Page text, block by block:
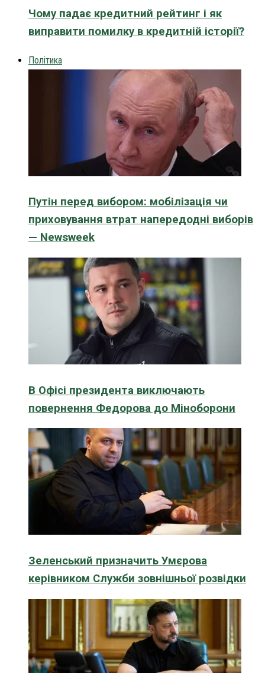
Чому падає кредитний рейтинг і як
виправити помилку в кредитній історії?
Політика
Путін перед вибором: мобілізація чи
приховування втрат напередодні виборів
— Newsweek
В Офісі президента виключають
повернення Федорова до Міноборони
Зеленський призначить Умєрова
керівником Служби зовнішньої розвідки